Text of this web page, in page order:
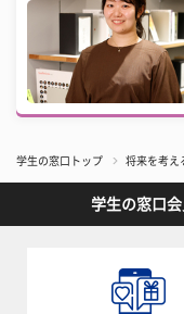
学生の窓口トップ 将来を考え
学生の窓口